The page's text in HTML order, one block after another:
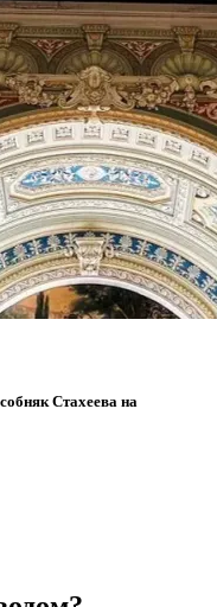
Стахеева на